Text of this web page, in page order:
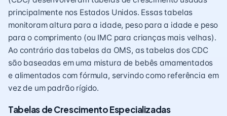
principalmente nos Estados Unidos. Essas tabelas
monitoram altura para a idade, peso para a idade e peso
para o comprimento (ou IMC para crianças mais velhas).
Ao contrário das tabelas da OMS, as tabelas dos CDC
são baseadas em uma mistura de bebês amamentados
e alimentados com fórmula, servindo como referência em
vez de um padrão rígido.
Tabelas de Crescimento Especializadas